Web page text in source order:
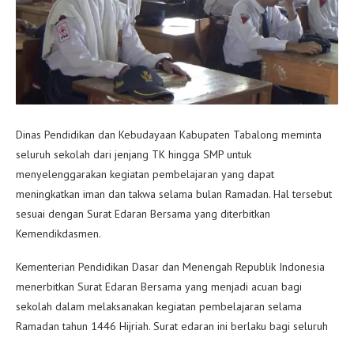
Dinas Pendidikan dan Kebudayaan Kabupaten Tabalong meminta
seluruh sekolah dari jenjang TK hingga SMP untuk
menyelenggarakan kegiatan pembelajaran yang dapat
meningkatkan iman dan takwa selama bulan Ramadan. Hal tersebut
sesuai dengan Surat Edaran Bersama yang diterbitkan
Kemendikdasmen.
Kementerian Pendidikan Dasar dan Menengah Republik Indonesia
menerbitkan Surat Edaran Bersama yang menjadi acuan bagi
sekolah dalam melaksanakan kegiatan pembelajaran selama
Ramadan tahun 1446 Hijriah. Surat edaran ini berlaku bagi seluruh